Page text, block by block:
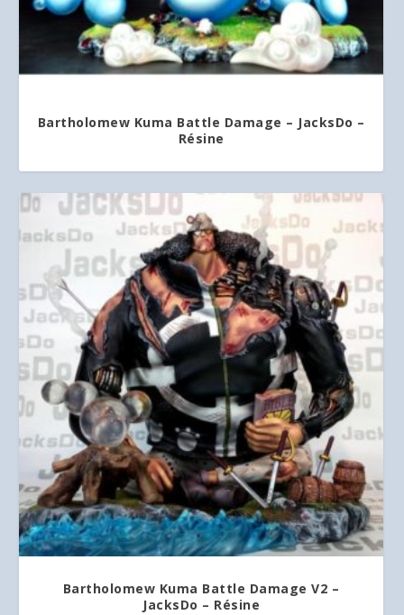
Bartholomew Kuma Battle Damage – JacksDo –
Résine
Bartholomew Kuma Battle Damage V2 –
JacksDo – Résine